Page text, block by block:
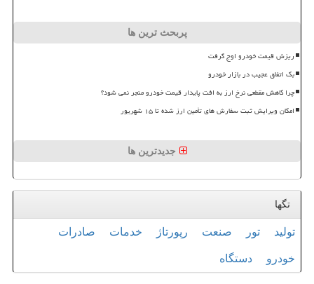
پربحث ترین ها
ریزش قیمت خودرو اوج گرفت
بک اتفاق عجیب در بازار خودرو
چرا کاهش مقطعی نرخ ارز به افت پایدار قیمت خودرو منجر نمی شود؟
امکان ویرایش ثبت سفارش های تأمین ارز شده تا ۱۵ شهریور
جدیدترین ها
تگها
تولید تور صنعت رپورتاژ خدمات صادرات
خودرو دستگاه